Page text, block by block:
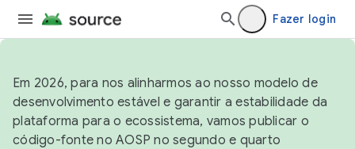
Fazer login
Em 2026, para nos alinharmos ao nosso modelo de
desenvolvimento estável e garantir a estabilidade da
plataforma para o ecossistema, vamos publicar o
código-fonte no AOSP no segundo e quarto